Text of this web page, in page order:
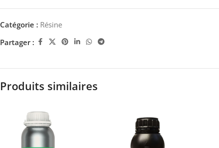
Catégorie : Résine
Partager :
Produits similaires